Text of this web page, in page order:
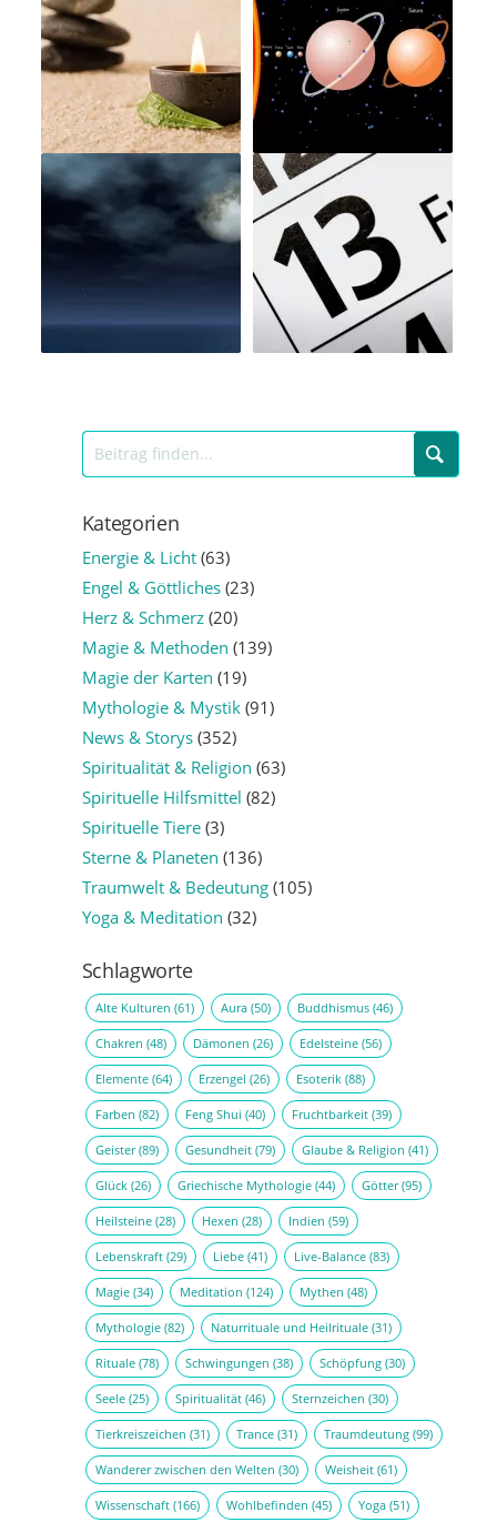
Kategorien
Energie & Licht(63)
Engel & Göttliches(23)
Herz & Schmerz(20)
Magie & Methoden (139)
Magie der Karten (19)
Mythologie & Mystik(91)
News & Storys(352)
Spiritualität & Religion (63)
Spirituelle Hilfsmittel (82)
Spirituelle Tiere(3)
Sterne & Planeten (136)
Traumwelt & Bedeutung(105)
Yoga & Meditation (32)
Schlagworte
Alte Kulturen (61) Aura(50) Buddhismus(46)
Chakren (48) Dämonen (26) Edelsteine(56)
Elemente(64) Erzengel (26) Esoterik(88)
Farben (82) Feng Shui (40) Fruchtbarkeit(39)
Geister(89) Gesundheit(79) Glaube & Religion (41)
Glück(26) Griechische Mythologie(44) Götter(95)
Heilsteine(28) Hexen (28) Indien (59)
Lebenskraft(29) Liebe(41) Live-Balance(83)
Magie(34) Meditation (124) Mythen (48)
Mythologie(82) Naturrituale und Heilrituale(31)
Rituale(78) Schwingungen (38) Schöpfung(30)
Seele(25) Spiritualität(46) Sternzeichen (30)
Tierkreiszeichen (31) Trance(31) Traumdeutung(99)
Wanderer zwischen den Welten (30) Weisheit(61)
Wissenschaft(166) Wohlbefinden (45) Yoga(51)